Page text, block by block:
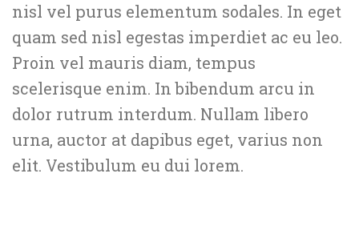
nisl vel purus elementum sodales. In eget
quam sed nisl egestas imperdiet ac eu leo.
Proin vel mauris diam, tempus
scelerisque enim. In bibendum arcu in
dolor rutrum interdum. Nullam libero
urna, auctor at dapibus eget, varius non
elit. Vestibulum eu dui lorem.